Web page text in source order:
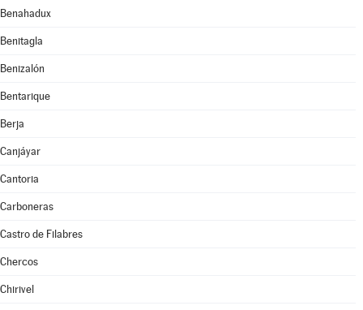
Benahadux
Benitagla
Benizalón
Bentarique
Berja
Canjáyar
Cantoria
Carboneras
Castro de Filabres
Chercos
Chirivel